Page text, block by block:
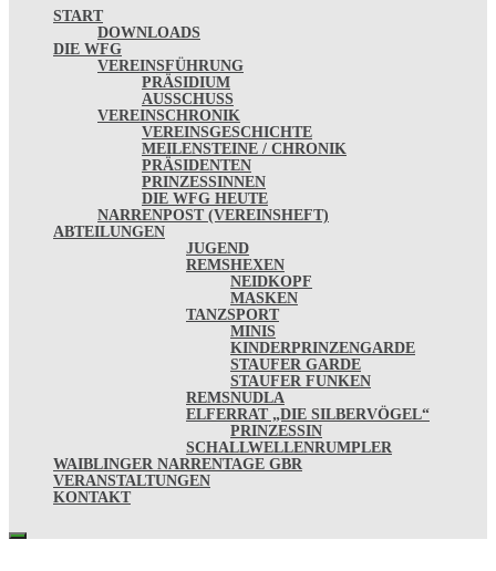
START
DOWNLOADS
DIE WFG
VEREINSFÜHRUNG
PRÄSIDIUM
AUSSCHUSS
VEREINSCHRONIK
VEREINSGESCHICHTE
MEILENSTEINE / CHRONIK
PRÄSIDENTEN
PRINZESSINNEN
DIE WFG HEUTE
NARRENPOST (VEREINSHEFT)
ABTEILUNGEN
JUGEND
REMSHEXEN
NEIDKOPF
MASKEN
TANZSPORT
MINIS
KINDERPRINZENGARDE
STAUFER GARDE
STAUFER FUNKEN
REMSNUDLA
ELFERRAT „DIE SILBERVÖGEL“
PRINZESSIN
SCHALLWELLENRUMPLER
WAIBLINGER NARRENTAGE GBR
VERANSTALTUNGEN
KONTAKT